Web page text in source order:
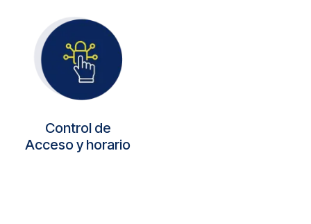
Control de
Acceso y horario